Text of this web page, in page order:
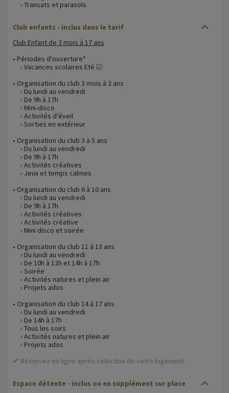
› Transats et parasols
Club enfants - inclus dans le tarif
Club Enfant de 3 mois à 17 ans
• Périodes d'ouverture*
› Vacances scolaires Eté ☑
• Organisation du club 3 mois à 2 ans
› Du lundi au vendredi
› De 9h à 17h
› Mini-disco
› Activités d'éveil
› Sorties en extérieur
• Organisation du club 3 à 5 ans
› Du lundi au vendredi
› De 9h à 17h
› Activités créatives
› Jeux et temps calmes
• Organisation du club 6 à 10 ans
› Du lundi au vendredi
› De 9h à 17h
› Activités créatives
› Activités créative
› Mini disco et soirée
• Organisation du club 11 à 13 ans
› Du lundi au vendredi
› De 10h à 12h et 14h à 17h
› Soirée
› Activités natures et plein air
› Projets ados
• Organisation du club 14 à 17 ans
› Du lundi au vendredi
› De 14h à 17h
› Tous les soirs
› Activités natures et plein air
› Projets ados
✔ Réservez en ligne après sélection de votre logement
Espace détente - inclus ou en supplément sur place